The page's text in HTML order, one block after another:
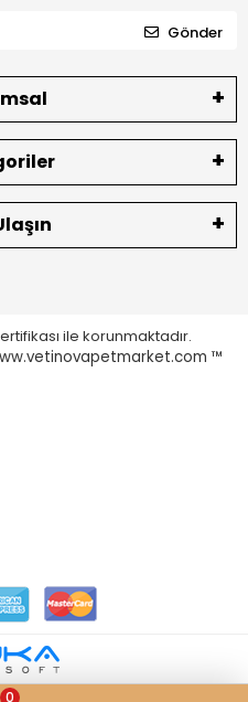
Gönder
ile korunmaktadır.
™
0